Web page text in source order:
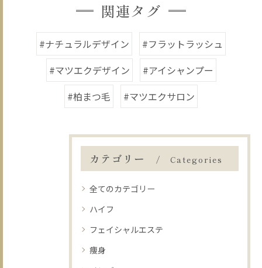
関連タグ
#ナチュラルデザイン
#フラットラッシュ
#マツエクデザイン
#アイシャンプー
#柏まつ毛
#マツエクサロン
カテゴリー Categories
全てのカテゴリー
ハイフ
フェイシャルエステ
痩身